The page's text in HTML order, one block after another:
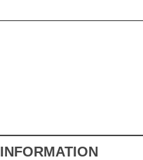
INFORMATION